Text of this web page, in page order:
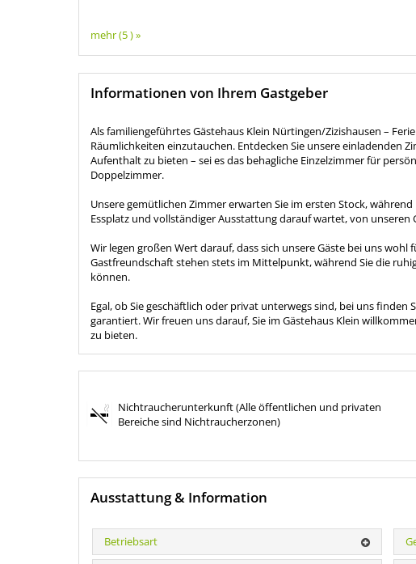
mehr (5 ) »
Informationen von Ihrem Gastgeber
Als familiengeführtes Gästehaus Klein Nürtingen/Zizishausen –
Räumlichkeiten einzutauchen. Entdecken Sie unsere einladenden
Aufenthalt zu bieten – sei es das behagliche Einzelzimmer für
Doppelzimmer.
Unsere gemütlichen Zimmer erwarten Sie im ersten Stock,
Essplatz und vollständiger Ausstattung darauf wartet, von
Wir legen großen Wert darauf, dass sich unsere Gäste bei uns
Gastfreundschaft stehen stets im Mittelpunkt, während Sie die
können.
Egal, ob Sie geschäftlich oder privat unterwegs sind, bei uns
garantiert. Wir freuen uns darauf, Sie im Gästehaus Klein
zu bieten.
Nichtraucherunterkunft (Alle öffentlichen und privaten
Bereiche sind Nichtraucherzonen)
Ausstattung & Information
Betriebsart